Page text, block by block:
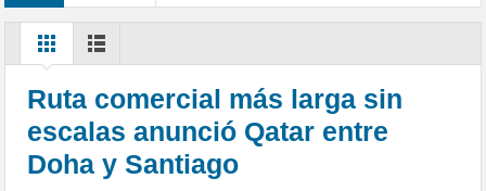
mundo
Ruta comercial más larga sin
escalas anunció Qatar entre
Doha y Santiago